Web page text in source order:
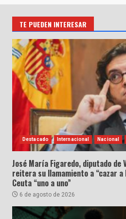
TE PUEDEN INTERESAR
Destacado Internacional Nacional
José María Figaredo, diputado de
reitera su llamamiento a “cazar
Ceuta “uno a uno”
6 de agosto de 2026